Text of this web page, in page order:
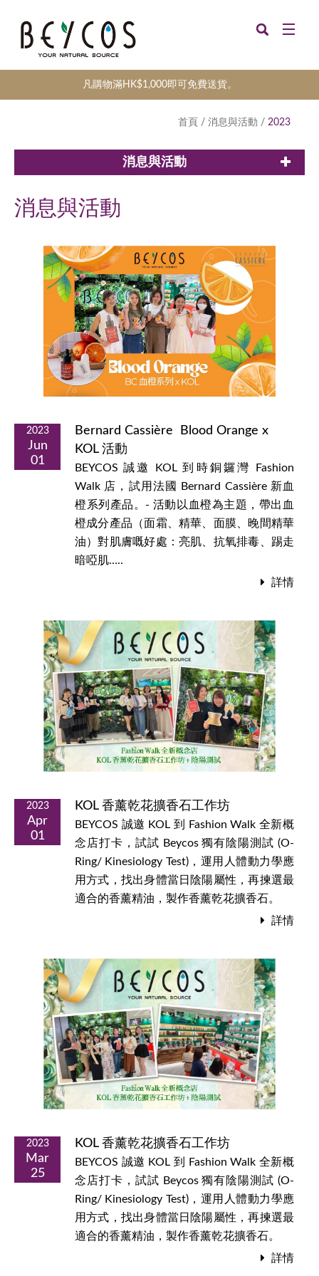
凡購物滿HK$1,000即可免費送貨。
首頁 / 消息與活動 / 2023
消息與活動
消息與活動
2023
Jun
01
Bernard Cassière Blood Orange x
KOL 活動
BEYCOS 誠邀 KOL 到時銅鑼灣 Fashion
Walk 店，試用法國 Bernard Cassière 新血
橙系列產品。 - 活動以血橙為主題，帶出血
橙成分產品（面霜、精華、面膜、晚間精華
油）對肌膚嘅好處：亮肌、抗氧排毒、踢走
暗啞肌…..
詳情
2023
Apr
01
KOL 香薰乾花擴香石工作坊
BEYCOS 誠邀 KOL 到 Fashion Walk 全新概
念店打卡，試試 Beycos 獨有陰陽測試 (O-
Ring/ Kinesiology Test)，運用人體動力學應
用方式，找出身體當日陰陽屬性，再揀選最
適合的香薰精油，製作香薰乾花擴香石。
詳情
2023
Mar
25
KOL 香薰乾花擴香石工作坊
BEYCOS 誠邀 KOL 到 Fashion Walk 全新概
念店打卡，試試 Beycos 獨有陰陽測試 (O-
Ring/ Kinesiology Test)，運用人體動力學應
用方式，找出身體當日陰陽屬性，再揀選最
適合的香薰精油，製作香薰乾花擴香石。
詳情